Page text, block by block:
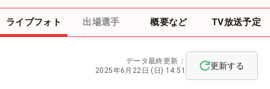
ライブフォト 出場選手 概要など TV放送予定
データ最終更新：
2025年6月22日 (日) 14:51
更新する